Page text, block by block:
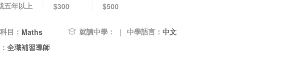
五年以上 $300 $500
目： Maths 就讀中學： | 中學語言： 中文
全職補習導師